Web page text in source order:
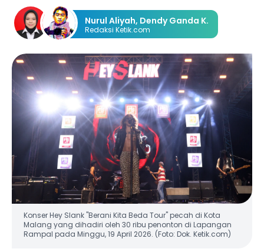
Nurul Aliyah, Dendy Ganda K.
Redaksi Ketik.com
Konser Hey Slank "Berani Kita Beda Tour" pecah di Kota
Malang yang dihadiri oleh 30 ribu penonton di Lapangan
Rampal pada Minggu, 19 April 2026. (Foto: Dok. Ketik.com)